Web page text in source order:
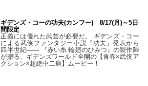
ギデンズ・コーの功夫(カンフー) 8/17(月)～5日
間限定
正義には優れた武芸が必要だ。 ギデンズ・コー
による武侠ファンタジー小説『功夫』発表から
四半世紀―― 『赤い糸 輪廻のひみつ』の製作陣
が贈る、ギデンズワールド全開の【青春×武侠ア
クション×超絶中二病】ムービー！